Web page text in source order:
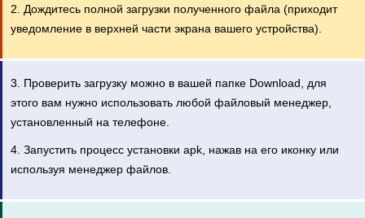
2. Дождитесь полной загрузки полученного файла (приходит
уведомление в верхней части экрана вашего устройства).
3. Проверить загрузку можно в вашей папке Download, для
этого вам нужно использовать любой файловый менеджер,
установленный на телефоне.
4. Запустить процесс установки apk, нажав на его иконку или
используя менеджер файлов.